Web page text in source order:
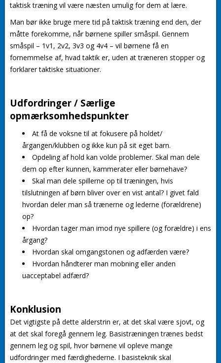
taktisk træning vil være næsten umulig for dem at lære.
Man bør ikke bruge mere tid på taktisk træning end den, der
måtte forekomme, når børnene spiller småspil. Gennem
småspil – 1v1, 2v2, 3v3 og 4v4 – vil børnene få en
fornemmelse af, hvad taktik er, uden at træneren stopper og
forklarer taktiske situationer.
Udfordringer / Særlige
opmærksomhedspunkter
At få de voksne til at fokusere på holdet/
årgangen/klubben og ikke kun på sit eget barn.
Opdeling af hold kan volde problemer. Skal man dele
dem op efter kunnen, kammerater eller børnehave?
Skal man dele spillerne op til træningen, hvis
tilslutningen af børn bliver over en vist antal? I givet fald
hvordan deler man så trænerne og lederne (forældrene)
op?
Hvordan tager man imod nye spillere (og forældre) i ens
årgang?
Hvordan skal omgangstonen og adfærden være?
Hvordan håndterer man mobning eller anden
uacceptabel adfærd?
Konklusion
Det vigtigste på dette alderstrin er, at det skal være sjovt, og
at det skal foregå gennem leg. Basistræningen trænes bedst
gennem leg og spil, hvor børnene vil opleve mange
udfordringer med færdighederne. I basisteknik skal